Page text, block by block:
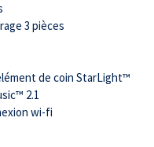
3 pièces
de coin StarLight™
2.1
wi-fi